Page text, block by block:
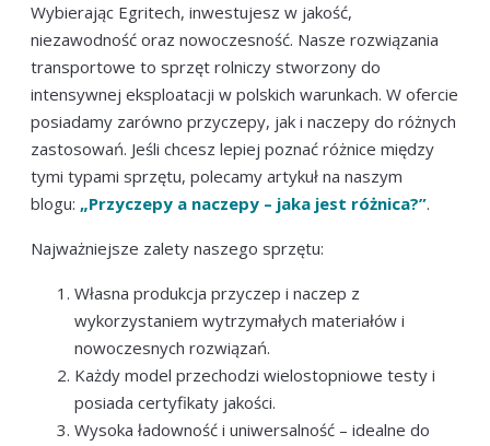
Wybierając Egritech, inwestujesz w jakość,
niezawodność oraz nowoczesność. Nasze rozwiązania
transportowe to sprzęt rolniczy stworzony do
intensywnej eksploatacji w polskich warunkach. W ofercie
posiadamy zarówno przyczepy, jak i naczepy do różnych
zastosowań. Jeśli chcesz lepiej poznać różnice między
tymi typami sprzętu, polecamy artykuł na naszym
blogu: „Przyczepy a naczepy – jaka jest różnica?”.
Najważniejsze zalety naszego sprzętu:
Własna produkcja przyczep i naczep z
wykorzystaniem wytrzymałych materiałów i
nowoczesnych rozwiązań.
Każdy model przechodzi wielostopniowe testy i
posiada certyfikaty jakości.
Wysoka ładowność i uniwersalność – idealne do